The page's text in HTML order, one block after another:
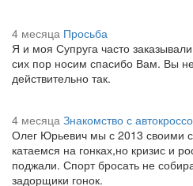
4 месяца Просьба
Я и моя Супруга часто
сих пор носим спасибо Вам. Вы
действительно так.
4 месяца Знакомство с
Олег Юрьевич мы с 2013 своими
катаемся на гонках,но кризис и
поджали. Спорт бросать не
задорщики гонок.